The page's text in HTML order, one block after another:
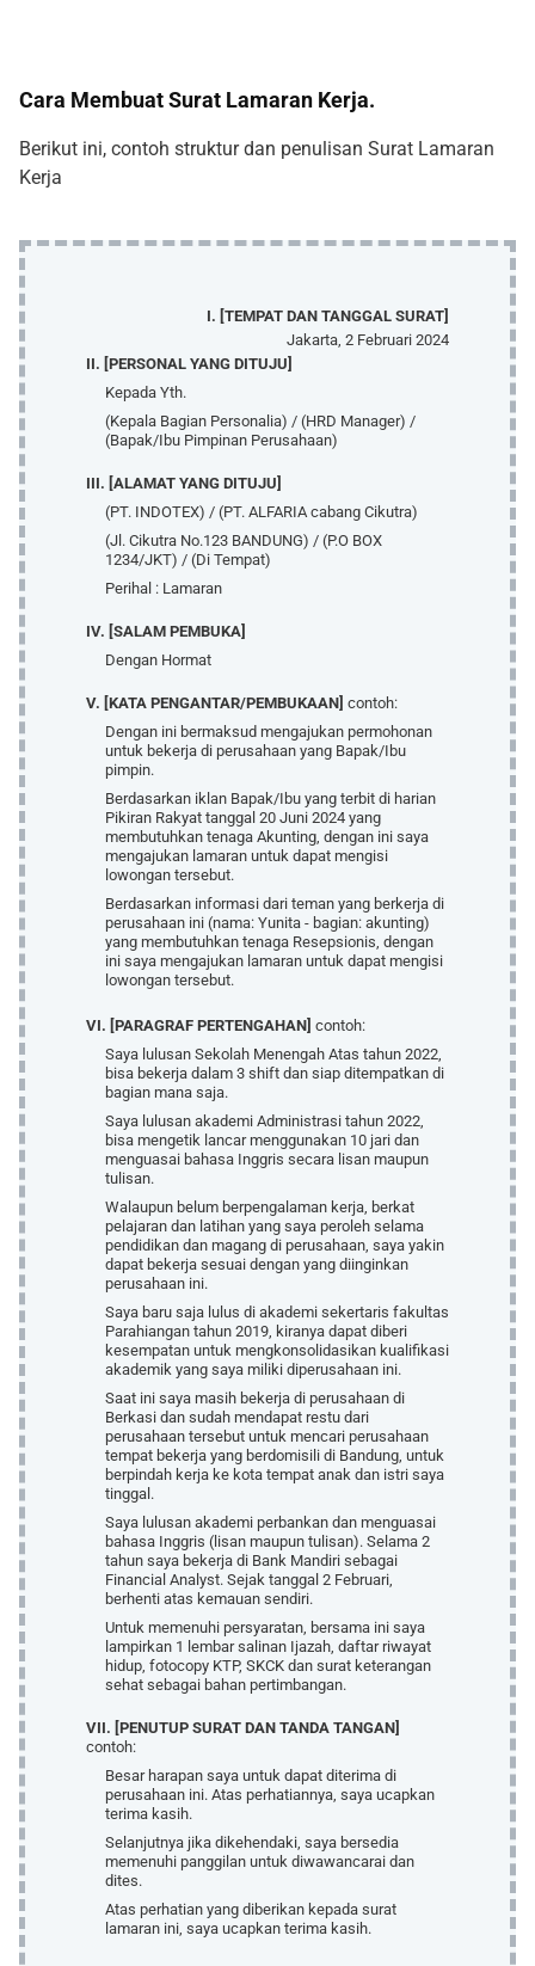
Cara Membuat Surat Lamaran Kerja.
Berikut ini, contoh struktur dan penulisan Surat Lamaran
Kerja
I. [TEMPAT DAN TANGGAL SURAT]
Jakarta, 2 Februari 2024
II. [PERSONAL YANG DITUJU]
Kepada Yth.
(Kepala Bagian Personalia) / (HRD Manager) /
(Bapak/Ibu Pimpinan Perusahaan)
III. [ALAMAT YANG DITUJU]
(PT. INDOTEX) / (PT. ALFARIA cabang Cikutra)
(Jl. Cikutra No.123 BANDUNG) / (P.O BOX
1234/JKT) / (Di Tempat)
Perihal : Lamaran
IV. [SALAM PEMBUKA]
Dengan Hormat
V. [KATA PENGANTAR/PEMBUKAAN] contoh:
Dengan ini bermaksud mengajukan permohonan
untuk bekerja di perusahaan yang Bapak/Ibu
pimpin.
Berdasarkan iklan Bapak/Ibu yang terbit di harian
Pikiran Rakyat tanggal 20 Juni 2024 yang
membutuhkan tenaga Akunting, dengan ini saya
mengajukan lamaran untuk dapat mengisi
lowongan tersebut.
Berdasarkan informasi dari teman yang berkerja di
perusahaan ini (nama: Yunita - bagian: akunting)
yang membutuhkan tenaga Resepsionis, dengan
ini saya mengajukan lamaran untuk dapat mengisi
lowongan tersebut.
VI. [PARAGRAF PERTENGAHAN] contoh:
Saya lulusan Sekolah Menengah Atas tahun 2022,
bisa bekerja dalam 3 shift dan siap ditempatkan di
bagian mana saja.
Saya lulusan akademi Administrasi tahun 2022,
bisa mengetik lancar menggunakan 10 jari dan
menguasai bahasa Inggris secara lisan maupun
tulisan.
Walaupun belum berpengalaman kerja, berkat
pelajaran dan latihan yang saya peroleh selama
pendidikan dan magang di perusahaan, saya yakin
dapat bekerja sesuai dengan yang diinginkan
perusahaan ini.
Saya baru saja lulus di akademi sekertaris fakultas
Parahiangan tahun 2019, kiranya dapat diberi
kesempatan untuk mengkonsolidasikan kualifikasi
akademik yang saya miliki diperusahaan ini.
Saat ini saya masih bekerja di perusahaan di
Berkasi dan sudah mendapat restu dari
perusahaan tersebut untuk mencari perusahaan
tempat bekerja yang berdomisili di Bandung, untuk
berpindah kerja ke kota tempat anak dan istri saya
tinggal.
Saya lulusan akademi perbankan dan menguasai
bahasa Inggris (lisan maupun tulisan). Selama 2
tahun saya bekerja di Bank Mandiri sebagai
Financial Analyst. Sejak tanggal 2 Februari,
berhenti atas kemauan sendiri.
Untuk memenuhi persyaratan, bersama ini saya
lampirkan 1 lembar salinan Ijazah, daftar riwayat
hidup, fotocopy KTP, SKCK dan surat keterangan
sehat sebagai bahan pertimbangan.
VII. [PENUTUP SURAT DAN TANDA TANGAN]
contoh:
Besar harapan saya untuk dapat diterima di
perusahaan ini. Atas perhatiannya, saya ucapkan
terima kasih.
Selanjutnya jika dikehendaki, saya bersedia
memenuhi panggilan untuk diwawancarai dan
dites.
Atas perhatian yang diberikan kepada surat
lamaran ini, saya ucapkan terima kasih.